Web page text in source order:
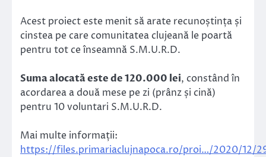
Acest proiect este menit să arate recunoștința și
cinstea pe care comunitatea clujeană le poartă
pentru tot ce înseamnă S.M.U.R.D.
Suma alocată este de 120.000 lei, constând în
acordarea a două mese pe zi (prânz și cină)
pentru 10 voluntari S.M.U.R.D.
Mai multe informații:
https://files.primariaclujnapoca.ro/proi…/2020/12/